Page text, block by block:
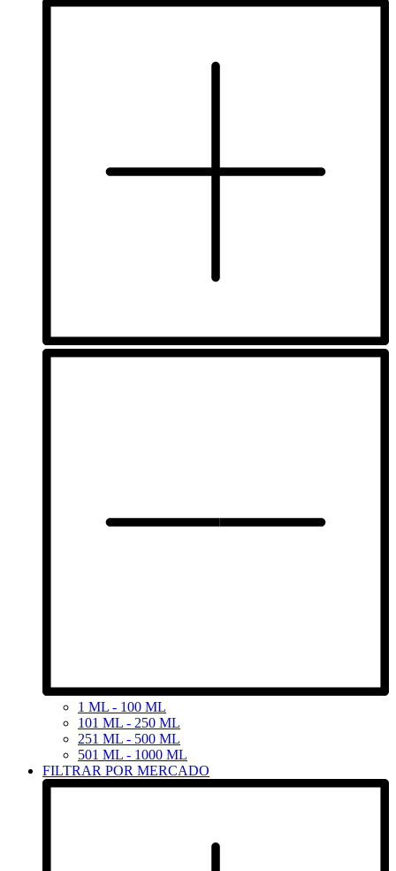
1 ML - 100 ML
101 ML - 250 ML
251 ML - 500 ML
501 ML - 1000 ML
FILTRAR POR MERCADO